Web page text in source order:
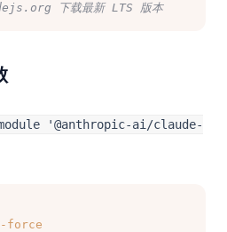
下载最新 LTS 版本
'@anthropic-ai/claude-
force